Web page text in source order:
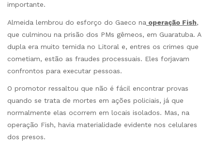
importante.
Almeida lembrou do esforço do Gaeco na operação Fish,
que culminou na prisão dos PMs gêmeos, em Guaratuba. A
dupla era muito temida no Litoral e, entres os crimes que
cometiam, estão as fraudes processuais. Eles forjavam
confrontos para executar pessoas.
O promotor ressaltou que não é fácil encontrar provas
quando se trata de mortes em ações policiais, já que
normalmente elas ocorrem em locais isolados. Mas, na
operação Fish, havia materialidade evidente nos celulares
dos presos.